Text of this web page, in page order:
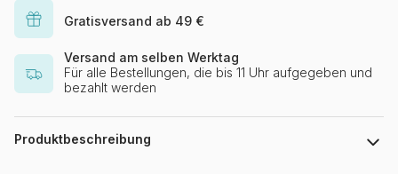
Gratisversand ab 49 €
Versand am selben Werktag
Für alle Bestellungen, die bis 11 Uhr aufgegeben und
bezahlt werden
Produktbeschreibung